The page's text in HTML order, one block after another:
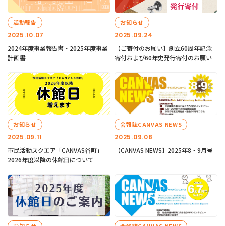
2025.10.07
活動報告
2024年度事業報告書・2025年度事業
計画書
2025.09.24
お知らせ
【ご寄付のお願い】創立60周年記念
寄付および60年史発行寄付のお願い
2025.09.11
お知らせ
市民活動スクエア「CANVAS谷町」
2026年度以降の休館日について
2025.09.08
会報誌CANVAS NEWS
【CANVAS NEWS】2025年8・9月号